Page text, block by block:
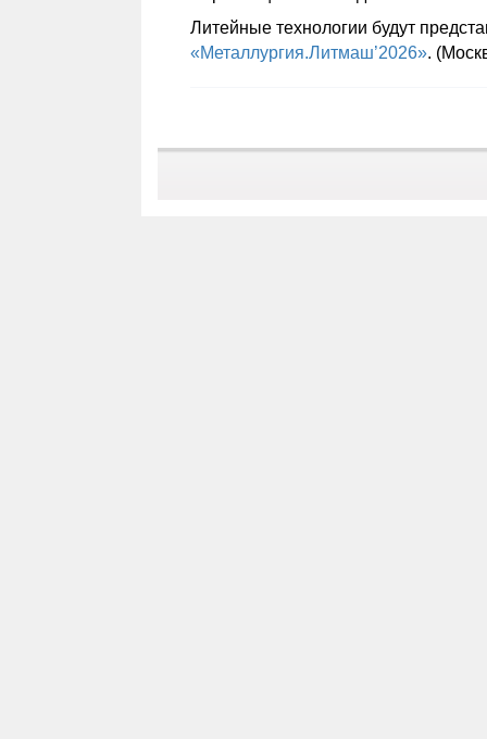
Литейные технологии будут
«Металлургия.Литмаш’2026».